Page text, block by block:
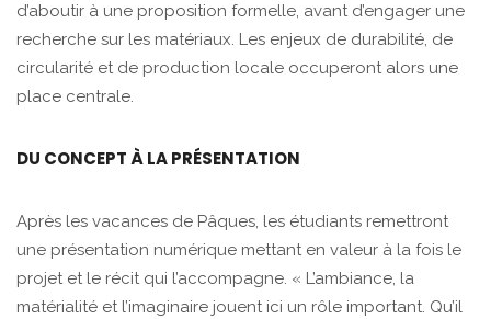
d’aboutir à une proposition formelle, avant d’engager une
recherche sur les matériaux. Les enjeux de durabilité, de
circularité et de production locale occuperont alors une
place centrale.
DU CONCEPT À LA PRÉSENTATION
Après les vacances de Pâques, les étudiants remettront
une présentation numérique mettant en valeur à la fois le
projet et le récit qui l’accompagne. « L’ambiance, la
matérialité et l’imaginaire jouent ici un rôle important. Qu’il